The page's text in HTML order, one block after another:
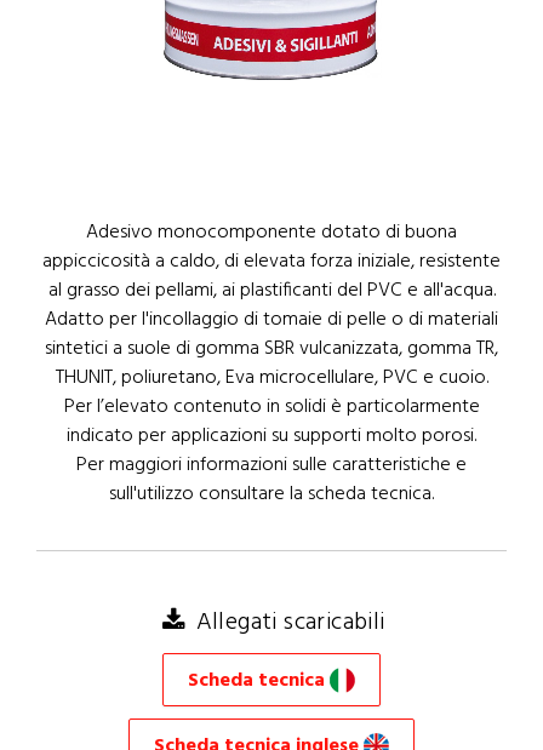
Adesivo monocomponente dotato di buona
appiccicosità a caldo, di elevata forza iniziale, resistente
al grasso dei pellami, ai plastificanti del PVC e all'acqua.
Adatto per l'incollaggio di tomaie di pelle o di materiali
sintetici a suole di gomma SBR vulcanizzata, gomma TR,
THUNIT, poliuretano, Eva microcellulare, PVC e cuoio.
Per l’elevato contenuto in solidi è particolarmente
indicato per applicazioni su supporti molto porosi.
Per maggiori informazioni sulle caratteristiche e
sull'utilizzo consultare la scheda tecnica.
Allegati scaricabili
Scheda tecnica